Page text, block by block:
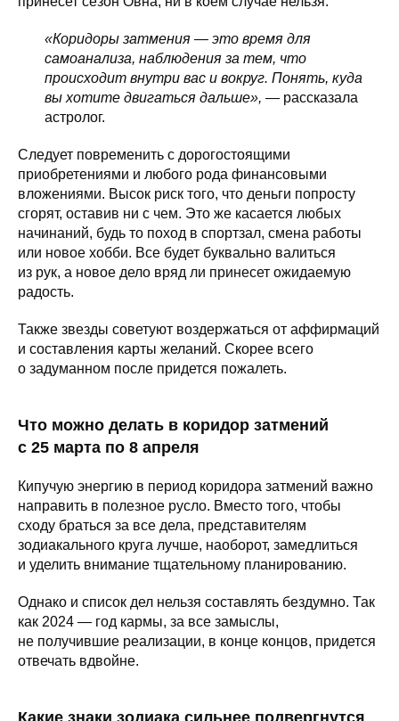
«Коридоры затмения — это время для
самоанализа, наблюдения за тем, что
происходит внутри вас и вокруг. Понять, куда
вы хотите двигаться дальше», — рассказала
астролог.
Следует повременить с дорогостоящими
приобретениями и любого рода финансовыми
вложениями. Высок риск того, что деньги попросту
сгорят, оставив ни с чем. Это же касается любых
начинаний, будь то поход в спортзал, смена работы
или новое хобби. Все будет буквально валиться
из рук, а новое дело вряд ли принесет ожидаемую
радость.
Также звезды советуют воздержаться от аффирмаций
и составления карты желаний. Скорее всего
о задуманном после придется пожалеть.
Что можно делать в коридор затмений
с 25 марта по 8 апреля
Кипучую энергию в период коридора затмений важно
направить в полезное русло. Вместо того, чтобы
сходу браться за все дела, представителям
зодиакального круга лучше, наоборот, замедлиться
и уделить внимание тщательному планированию.
Однако и список дел нельзя составлять бездумно. Так
как 2024 — год кармы, за все замыслы,
не получившие реализации, в конце концов, придется
отвечать вдвойне.
Какие знаки зодиака сильнее подвергнутся